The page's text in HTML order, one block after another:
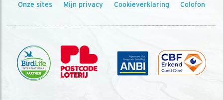
Onze sites Mijn privacy Cookieverklaring Colofon